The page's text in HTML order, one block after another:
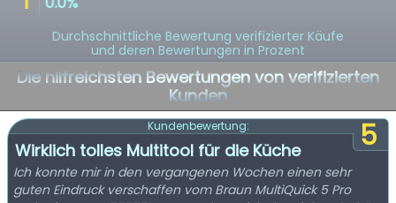
Durchschnittliche Bewertung verifizierter Käufe
und deren Bewertungen in Prozent
Die hilfreichsten Bewertungen von verifizierten
Kunden
5
Kundenbewertung:
Wirklich tolles Multitool für die Küche
Ich konnte mir in den vergangenen Wochen einen sehr
guten Eindruck verschaffen vom Braun MultiQuick 5 Pro